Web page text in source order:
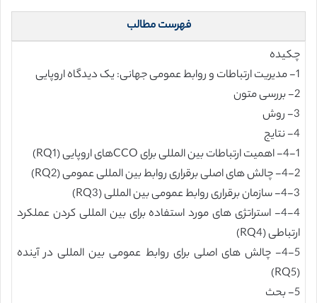
فهرست مطالب
چکیده
1- مدیریت ارتباطات و روابط عمومی جهانی: یک دیدگاه اروپایی
2- بررسی متون
3- روش
4- نتایج
4-1- اهمیت ارتباطات بین المللی برای CCOهای اروپایی (RQ1)
4-2- چالش های اصلی برقراری روابط بین المللی عمومی (RQ2)
4-3- سازمان برقراری روابط عمومی بین المللی (RQ3)
4-4- استراتژی های مورد استفاده برای بین المللی کردن عملکرد
ارتباطی (RQ4)
4-5- چالش های اصلی برای روابط عمومی بین المللی در آینده
(RQ5)
5- بحث